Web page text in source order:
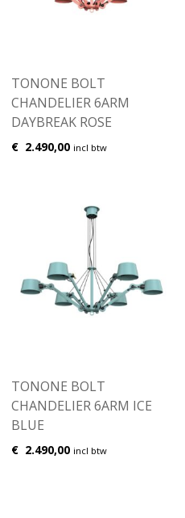
TONONE BOLT
CHANDELIER 6ARM
DAYBREAK ROSE
€ 2.490,00 incl btw
TONONE BOLT
CHANDELIER 6ARM ICE
BLUE
€ 2.490,00 incl btw